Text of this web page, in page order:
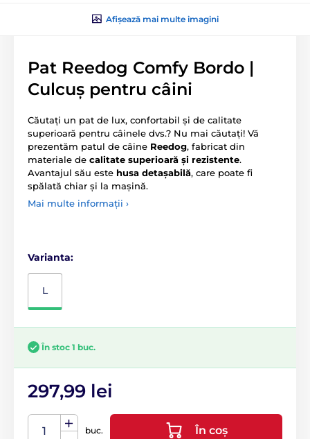
Afișează mai multe imagini
Pat Reedog Comfy Bordo |
Culcuș pentru câini
Căutați un pat de lux, confortabil și de calitate
superioară pentru câinele dvs.? Nu mai căutați! Vă
prezentăm patul de câine Reedog, fabricat din
materiale de calitate superioară și rezistente.
Avantajul său este husa detașabilă, care poate fi
spălată chiar și la mașină.
Mai multe informații ›
Varianta:
L
În stoc 1 buc.
297,99 lei
buc. În coș